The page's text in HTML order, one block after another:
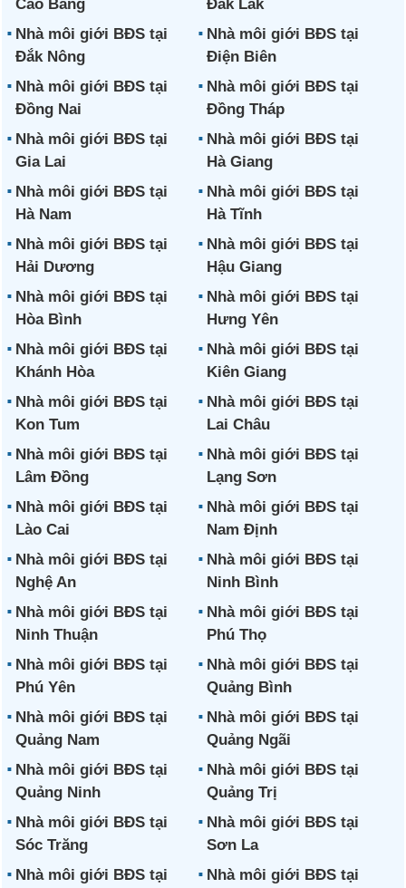
Cao Bằng
Đắk Lắk
Nhà môi giới BĐS tại
Đắk Nông
Nhà môi giới BĐS tại
Điện Biên
Nhà môi giới BĐS tại
Đồng Nai
Nhà môi giới BĐS tại
Đồng Tháp
Nhà môi giới BĐS tại
Gia Lai
Nhà môi giới BĐS tại
Hà Giang
Nhà môi giới BĐS tại
Hà Nam
Nhà môi giới BĐS tại
Hà Tĩnh
Nhà môi giới BĐS tại
Hải Dương
Nhà môi giới BĐS tại
Hậu Giang
Nhà môi giới BĐS tại
Hòa Bình
Nhà môi giới BĐS tại
Hưng Yên
Nhà môi giới BĐS tại
Khánh Hòa
Nhà môi giới BĐS tại
Kiên Giang
Nhà môi giới BĐS tại
Kon Tum
Nhà môi giới BĐS tại
Lai Châu
Nhà môi giới BĐS tại
Lâm Đồng
Nhà môi giới BĐS tại
Lạng Sơn
Nhà môi giới BĐS tại
Lào Cai
Nhà môi giới BĐS tại
Nam Định
Nhà môi giới BĐS tại
Nghệ An
Nhà môi giới BĐS tại
Ninh Bình
Nhà môi giới BĐS tại
Ninh Thuận
Nhà môi giới BĐS tại
Phú Thọ
Nhà môi giới BĐS tại
Phú Yên
Nhà môi giới BĐS tại
Quảng Bình
Nhà môi giới BĐS tại
Quảng Nam
Nhà môi giới BĐS tại
Quảng Ngãi
Nhà môi giới BĐS tại
Quảng Ninh
Nhà môi giới BĐS tại
Quảng Trị
Nhà môi giới BĐS tại
Sóc Trăng
Nhà môi giới BĐS tại
Sơn La
Nhà môi giới BĐS tại
Nhà môi giới BĐS tại